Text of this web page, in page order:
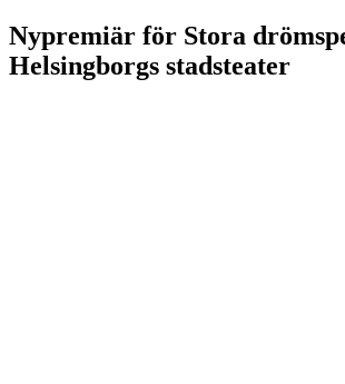
Nypremiär för Stora
Helsingborgs stadsteater